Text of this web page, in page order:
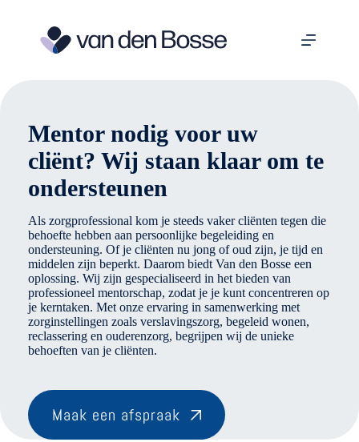
Mentor nodig voor uw
cliënt? Wij staan klaar om te
ondersteunen
Als zorgprofessional kom je steeds vaker cliënten tegen die
behoefte hebben aan persoonlijke begeleiding en
ondersteuning. Of je cliënten nu jong of oud zijn, je tijd en
middelen zijn beperkt. Daarom biedt Van den Bosse een
oplossing. Wij zijn gespecialiseerd in het bieden van
professioneel mentorschap, zodat je je kunt concentreren op
je kerntaken. Met onze ervaring in samenwerking met
zorginstellingen zoals verslavingszorg, begeleid wonen,
reclassering en ouderenzorg, begrijpen wij de unieke
behoeften van je cliënten.
Maak een afspraak